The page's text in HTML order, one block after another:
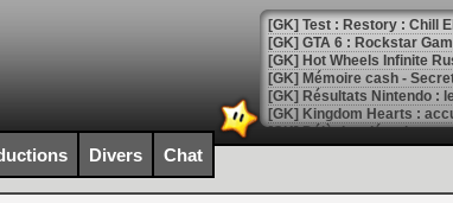
[GK] Test : Restory : Chill
[GK] GTA 6 : Rockstar
[GK] Hot Wheels Infinite
[GK] Mémoire cash -
[GK] Résultats Nintendo :
[GK] Déjà des
[Mo5] Brickboy cherche à
[GK] Minecraft et ses «
Divers Chat